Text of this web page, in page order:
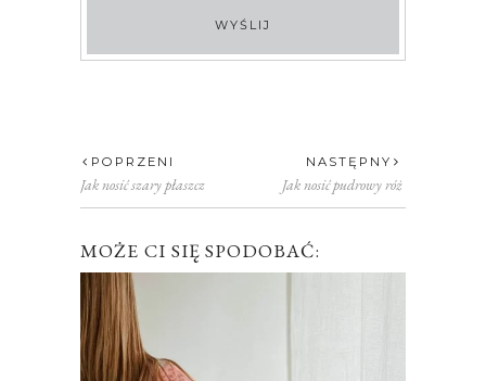
POPRZENI
Jak nosić szary płaszcz
NASTĘPNY
Jak nosić pudrowy róż
MOŻE CI SIĘ SPODOBAĆ: